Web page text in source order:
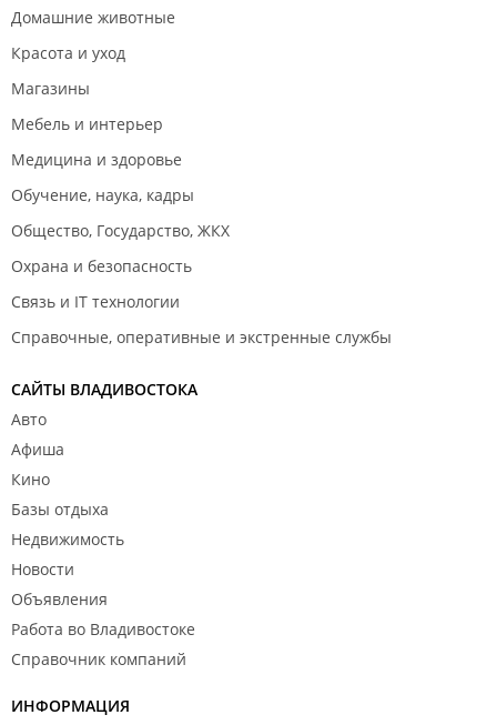
Домашние животные
Красота и уход
Магазины
Мебель и интерьер
Медицина и здоровье
Обучение, наука, кадры
Общество, Государство, ЖКХ
Охрана и безопасность
Связь и IT технологии
Справочные, оперативные и экстренные службы
САЙТЫ ВЛАДИВОСТОКА
Авто
Афиша
Кино
Базы отдыха
Недвижимость
Новости
Объявления
Работа во Владивостоке
Справочник компаний
ИНФОРМАЦИЯ